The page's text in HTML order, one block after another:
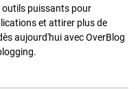
outils puissants pour
et attirer plus de
aujourd'hui avec OverBlog